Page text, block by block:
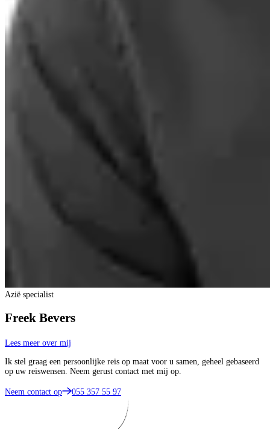
Azië specialist
Freek Bevers
Lees meer over mij
Ik stel graag een persoonlijke reis op maat voor u samen, geheel gebaseerd
op uw reiswensen. Neem gerust contact met mij op.
Neem contact op 055 357 55 97